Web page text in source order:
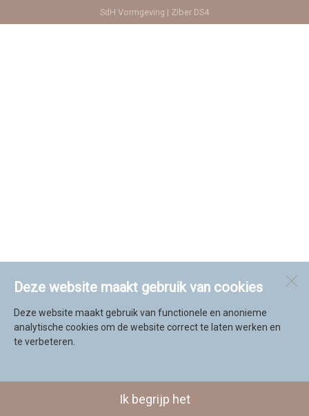
Deze website maakt gebruik van cookies
Deze website maakt gebruik van functionele en anonieme
analytische cookies om de website correct te laten werken en
te verbeteren.
Ik begrijp het
SdH Vormgeving | Ziber DS4